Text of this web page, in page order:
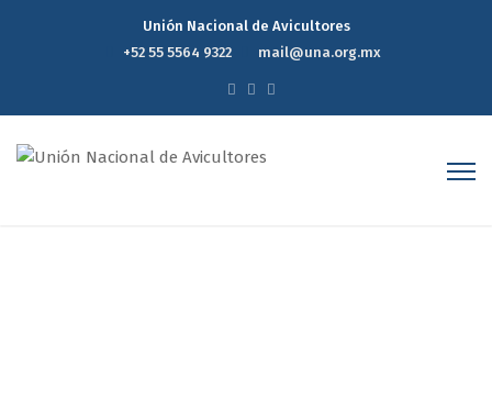
Unión Nacional de Avicultores
+52 55 5564 9322
mail@una.org.mx